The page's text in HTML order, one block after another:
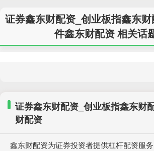
证券鑫东财配资_创业板指鑫东
件鑫东财配资 相关话
证券鑫东财配资_创业板指鑫东财
财配资
鑫东财配资为证券投资者提供杠杆配资服